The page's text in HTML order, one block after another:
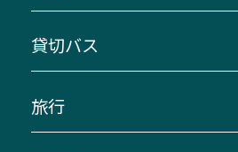
路線バスのご利用方法
三重交通接近情報バスロケー
ダイヤ改正情報
南紀・VISON～横浜・東京・
伊賀～名古屋
貸切バス
貸切バスのご利用について
旅行